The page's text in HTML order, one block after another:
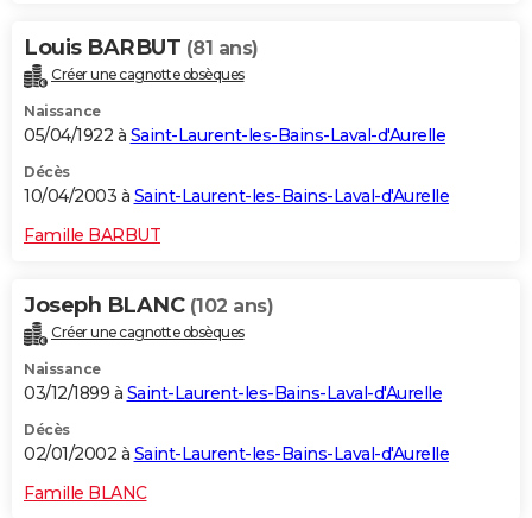
Louis BARBUT (81 ans)
Créer une cagnotte obsèques
Naissance
05/04/1922 à Saint-Laurent-les-Bains-Laval-d'Aurelle
Décès
10/04/2003 à Saint-Laurent-les-Bains-Laval-d'Aurelle
Famille BARBUT
Joseph BLANC (102 ans)
Créer une cagnotte obsèques
Naissance
03/12/1899 à Saint-Laurent-les-Bains-Laval-d'Aurelle
Décès
02/01/2002 à Saint-Laurent-les-Bains-Laval-d'Aurelle
Famille BLANC